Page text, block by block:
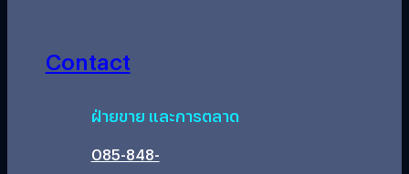
Contact
ฝ่ายขาย และการตลาด
085-848-